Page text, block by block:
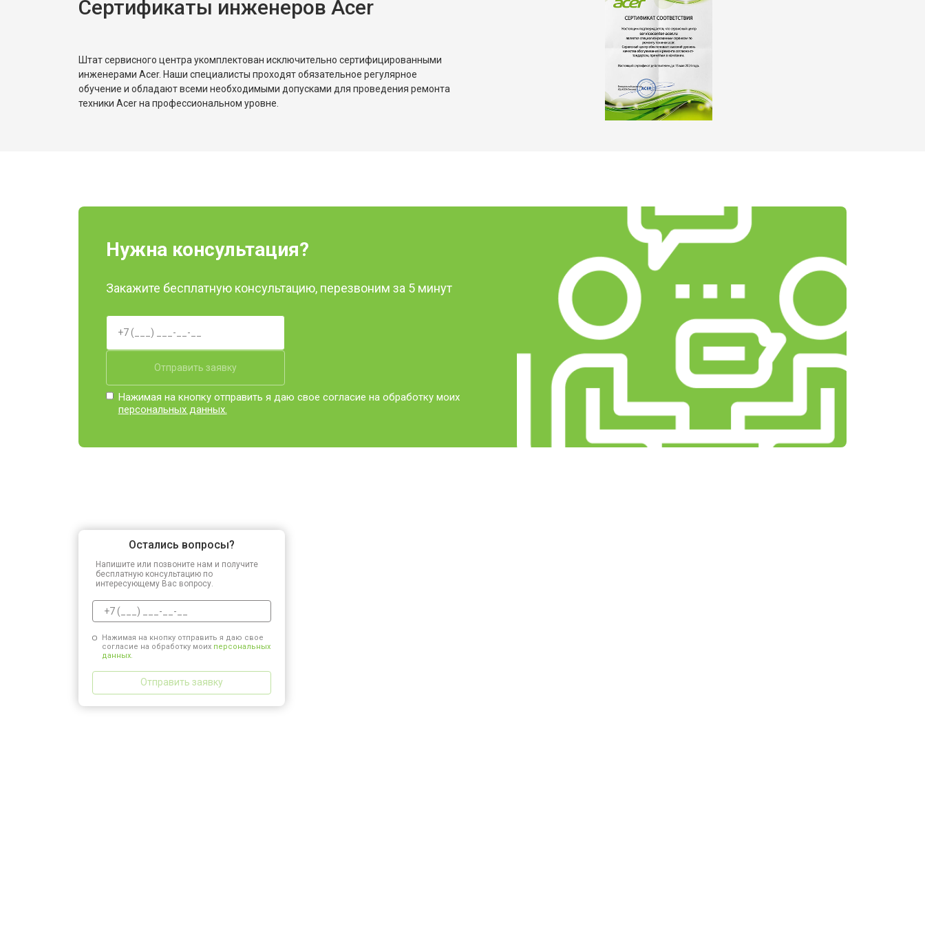
Замена Wi-Fi от 2200 ₽
от 3500 ₽
Замена USB порта от 2200 ₽
Замена микрофона от 2600 ₽
Замена оперативной памяти от 1100 ₽ Заказать
Прошивка BIOS от 1500 ₽ Заказать
Замена северного моста от 100 мин Заказать
от 3990 ₽
Сертификаты инженеров Acer
Штат сервисного центра укомплектован исключительно сертифицированными
инженерами Acer. Наши специалисты проходят обязательное регулярное
обучение и обладают всеми необходимыми допусками для проведения ремонта
техники Acer на профессиональном уровне.
Нужна консультация?
Закажите бесплатную консультацию, перезвоним за 5 минут
Отправить заявку
Нажимая на кнопку отправить я даю свое согласие на обработку моих
персональных данных.
Остались вопросы?
Напишите или позвоните нам и получите
бесплатную консультацию по
интересующему Вас вопросу.
Нажимая на кнопку отправить я даю свое
согласие на обработку моих персональных
данных.
Отправить заявку